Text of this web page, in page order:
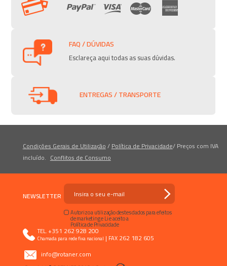
FAQ / DÚVIDAS
Esclareça aqui todas as suas dúvidas.
ENTREGAS / TRANSPORTE
Condições Gerais de Utilização/Política de Privacidade/Preços com IVA
incluído. Conflitos de Consumo
NEWSLETTER
Autorizo a utilização destes dados para efeitos
de marketing e Li e aceito a
Política de Privacidade
TEL.+351 262 928 200
Chamada para rede fixa nacional | FAX 262 182 605
info@rotaner.com